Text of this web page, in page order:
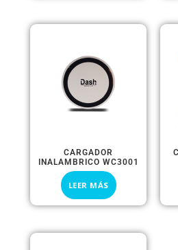
CARGADOR
INALAMBRICO WC3001
LEER MÁS